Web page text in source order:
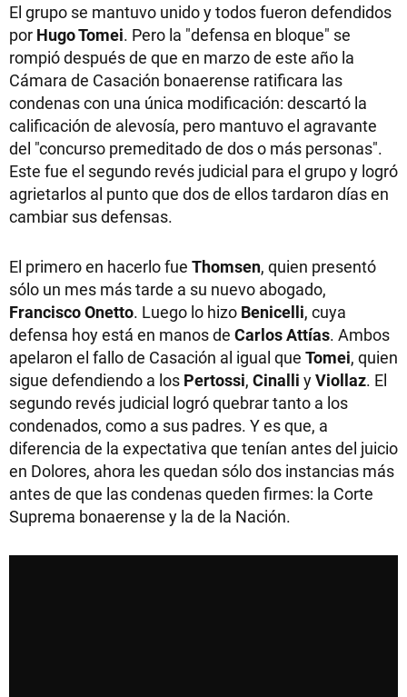
El grupo se mantuvo unido y todos fueron defendidos
por Hugo Tomei. Pero la "defensa en bloque" se
rompió después de que en marzo de este año la
Cámara de Casación bonaerense ratificara las
condenas con una única modificación: descartó la
calificación de alevosía, pero mantuvo el agravante
del "concurso premeditado de dos o más personas".
Este fue el segundo revés judicial para el grupo y logró
agrietarlos al punto que dos de ellos tardaron días en
cambiar sus defensas.
El primero en hacerlo fue Thomsen, quien presentó
sólo un mes más tarde a su nuevo abogado,
Francisco Onetto. Luego lo hizo Benicelli, cuya
defensa hoy está en manos de Carlos Attías. Ambos
apelaron el fallo de Casación al igual que Tomei, quien
sigue defendiendo a los Pertossi, Cinalli yViollaz. El
segundo revés judicial logró quebrar tanto a los
condenados, como a sus padres. Y es que, a
diferencia de la expectativa que tenían antes del juicio
en Dolores, ahora les quedan sólo dos instancias más
antes de que las condenas queden firmes: la Corte
Suprema bonaerense y la de la Nación.